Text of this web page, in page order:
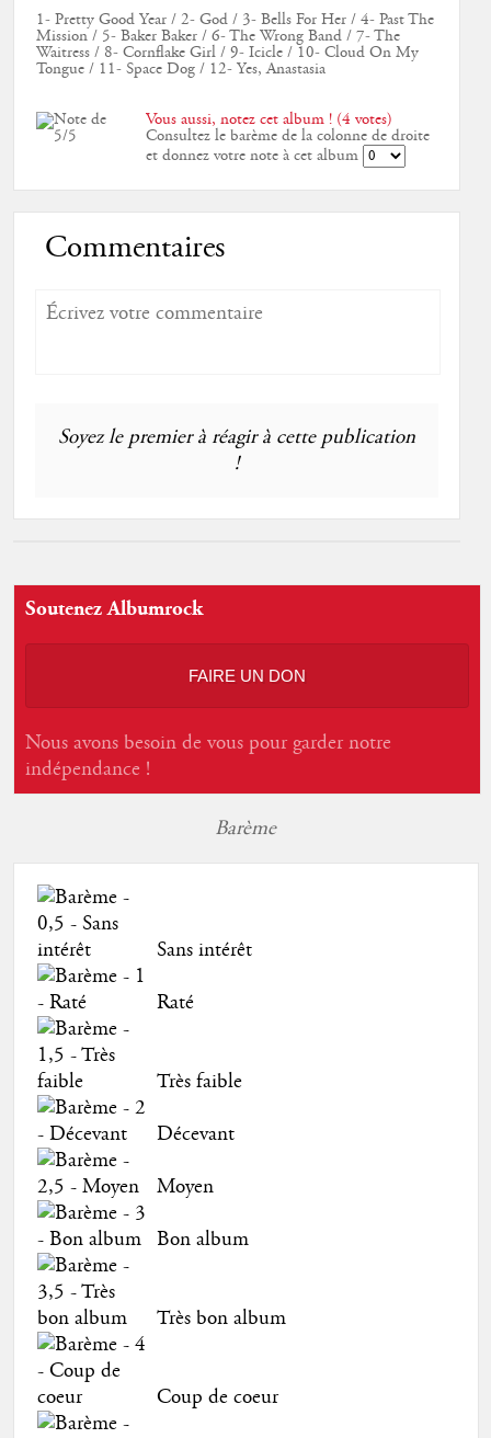
1- Pretty Good Year / 2- God / 3- Bells For Her / 4- Past The
Mission / 5- Baker Baker / 6- The Wrong Band / 7- The
Waitress / 8- Cornflake Girl / 9- Icicle / 10- Cloud On My
Tongue / 11- Space Dog / 12- Yes, Anastasia
Vous aussi, notez cet album ! (4 votes)
Consultez le barème de la colonne de droite
et donnez votre note à cet album
Commentaires
Soyez le premier à réagir à cette publication
!
Soutenez Albumrock
FAIRE UN DON
Nous avons besoin de vous pour garder notre
indépendance !
Barème
Sans intérêt
Raté
Très faible
Décevant
Moyen
Bon album
Très bon album
Coup de coeur